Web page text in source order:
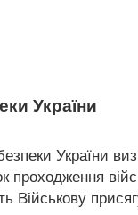
України
України
проходження